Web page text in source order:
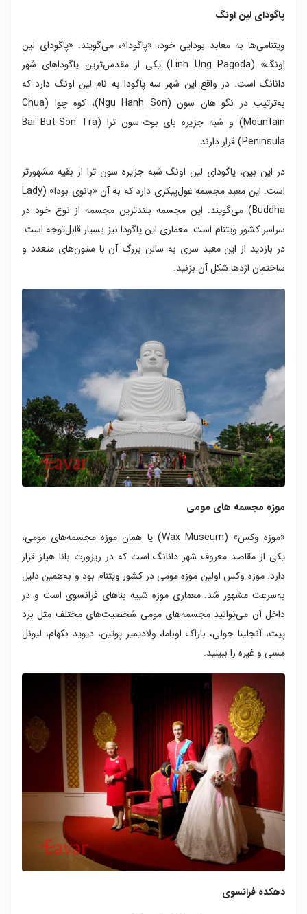
پاگودای لین اونگ
ویتنامی‌ها به معابد بودایی خود، «پاگودا»، می‌گویند. «پاگودای لین
اونگ» (Linh Ung Pagoda) یکی از مقدس‌ترین پاگوداهای شهر
دانانگ است. در واقع این شهر سه پاگودا به نام لین اونگ دارد که
به‌ترتیب در نگو هان سون (Ngu Hanh Son)، کوه چوا (Chua
Mountain) و شبه جزیره بای بوت-سون ترا (Bai But-Son Tra
Peninsula) قرار دارند.
در این بین، پاگودای لین اونگ شبه جزیره سون ترا از بقیه مشهورتر
است. این معبد مجسمه غول‌پیکری دارد که به آن «بانوی بودا» (Lady
Buddha) می‌گویند. این مجسمه بلندترین مجسمه از نوع خود در
سراسر کشور ویتنام است. معماری این پاگودا نیز بسیار قابل‌توجه است.
در بازدید از این معبد سری به سالن بزرگ آن با ستون‌های متعدد و
ساختمان اژدها شکل آن بزنید.
موزه مجسمه های مومی
«موزه وکس» (Wax Museum) یا همان موزه مجسمه‌های مومی،
یکی از مقاصد معروف شهر دانانگ است که در ریزورت بانا هیلز قرار
دارد. موزه وکس اولین موزه مومی در کشور ویتنام بود و به‌همین دلیل
به‌سرعت مشهور شد. معماری موزه شبیه بناهای فرانسوی است و در
داخل آن می‌توانید مجسمه‌های مومی شخصیت‌های مختلف مثل برد
پیت، آنجلینا جولی، باراک اوباما، ولادیمیر پوتین، دیوید بکهام، لیونل
مسی و غیره را ببینید.
دهکده فرانسوی